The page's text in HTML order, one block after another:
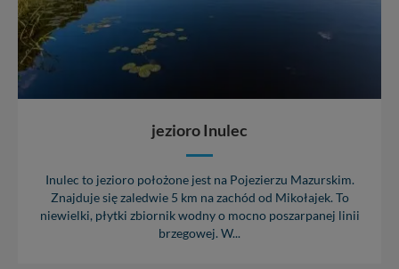
jezioro Inulec
Inulec to jezioro położone jest na Pojezierzu Mazurskim.
Znajduje się zaledwie 5 km na zachód od Mikołajek. To
niewielki, płytki zbiornik wodny o mocno poszarpanej linii
brzegowej. W...